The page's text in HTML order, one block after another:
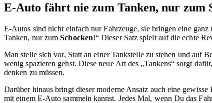
E-Auto fährt nie zum Tanken, nur zum
E-Autos sind nicht einfach nur Fahrzeuge, sie bringen eine
Tanken, nur zumSchocken!“ Dieser Satz spielt auf die echte
Man stelle sich vor, Statt an einer Tankstelle zu stehen und auf
wenig spazieren gehst. Diese neue Art des „Tankens“ sorgt
denken zu müssen.
Darüber hinaus bringt dieser moderne Ansatz auch eine
mit einem E-Auto sammeln kannst. Jedes Mal, wenn Du das